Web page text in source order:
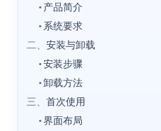
• 产品简介
• 系统要求
二、 安装与卸载
• 安装步骤
• 卸载方法
三、 首次使用
• 界面布局